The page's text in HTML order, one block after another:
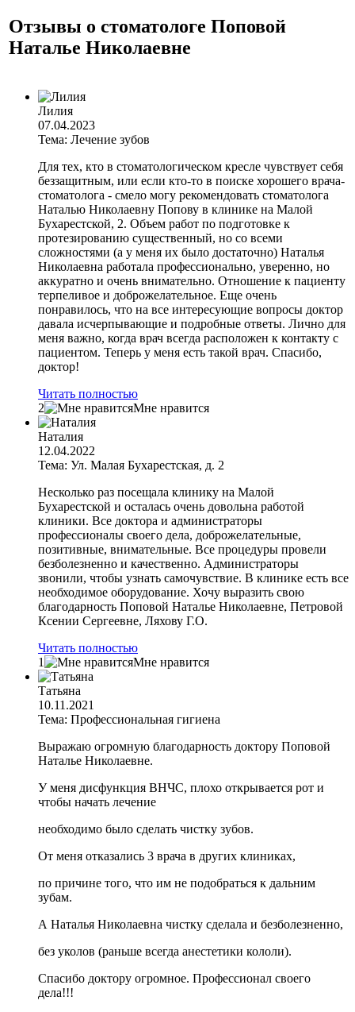
клиники
Отзывы о стоматологе Поповой
Наталье Николаевне
Лилия
07.04.2023
Тема: Лечение зубов
Для тех, кто в стоматологическом кресле чувствует себя
беззащитным, или если кто-то в поиске хорошего врача-
стоматолога - смело могу рекомендовать стоматолога
Наталью Николаевну Попову в клинике на Малой
Бухарестской, 2. Объем работ по подготовке к
протезированию существенный, но со всеми
сложностями (а у меня их было достаточно) Наталья
Николаевна работала профессионально, уверенно, но
аккуратно и очень внимательно. Отношение к пациенту
терпеливое и доброжелательное. Еще очень
понравилось, что на все интересующие вопросы доктор
давала исчерпывающие и подробные ответы. Лично для
меня важно, когда врач всегда расположен к контакту с
пациентом. Теперь у меня есть такой врач. Спасибо,
доктор!
Читать полностью
2
Мне нравится
Наталия
12.04.2022
Тема: Ул. Малая Бухарестская, д. 2
Несколько раз посещала клинику на Малой
Бухарестской и осталась очень довольна работой
клиники. Все доктора и администраторы
профессионалы своего дела, доброжелательные,
позитивные, внимательные. Все процедуры провели
безболезненно и качественно. Администраторы
звонили, чтобы узнать самочувствие. В клинике есть все
необходимое оборудование. Хочу выразить свою
благодарность Поповой Наталье Николаевне, Петровой
Ксении Сергеевне, Ляхову Г.О.
Читать полностью
1
Мне нравится
Татьяна
10.11.2021
Тема: Профессиональная гигиена
Выражаю огромную благодарность доктору Поповой
Наталье Николаевне.
У меня дисфункция ВНЧС, плохо открывается рот и
чтобы начать лечение
необходимо было сделать чистку зубов.
От меня отказались 3 врача в других клиниках,
по причине того, что им не подобраться к дальним
зубам.
А Наталья Николаевна чистку сделала и безболезненно,
без уколов (раньше всегда анестетики кололи).
Спасибо доктору огромное. Профессионал своего
дела!!!